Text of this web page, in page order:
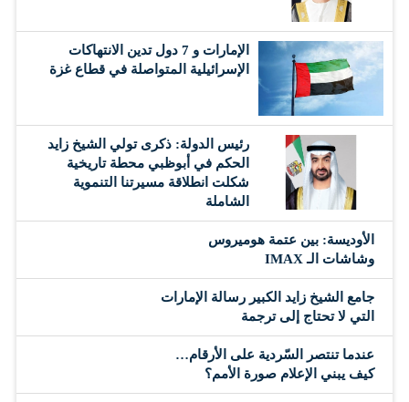
الإمارات و 7 دول تدين الانتهاكات
الإسرائيلية المتواصلة في قطاع غزة
رئيس الدولة: ذكرى تولي الشيخ زايد
الحكم في أبوظبي محطة تاريخية
شكلت انطلاقة مسيرتنا التنموية
الشاملة
الأوديسة: بين عتمة هوميروس
وشاشات الـ IMAX
جامع الشيخ زايد الكبير رسالة الإمارات
التي لا تحتاج إلى ترجمة
عندما تنتصر السّردية على الأرقام…
كيف يبني الإعلام صورة الأمم؟